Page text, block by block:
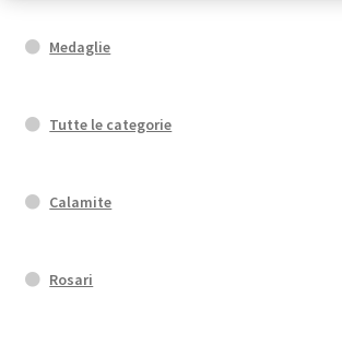
Medaglie
Tutte le categorie
Calamite
Rosari